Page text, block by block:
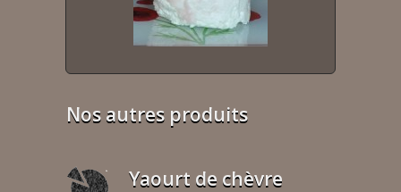
Nos autres produits
Yaourt de chèvre